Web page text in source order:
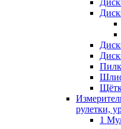
рулетки,
1